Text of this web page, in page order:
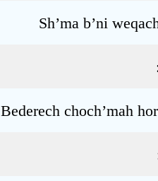
Sh’ma b’ni
Bederech choch’mah